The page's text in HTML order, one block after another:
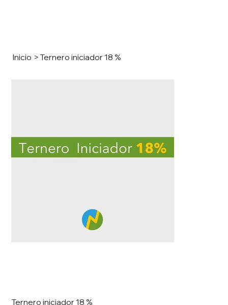
Inicio > Ternero iniciador 18 %
Ternero iniciador 18 %